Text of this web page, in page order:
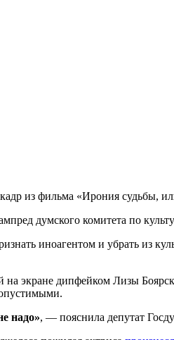
из фильма «Ирония судьбы,
думского комитета по
иноагентом и убрать из
экране дипфейком Лизы
надо», — пояснила депутат